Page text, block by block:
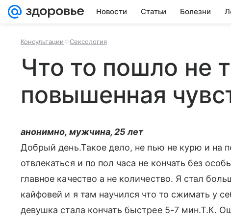
Новости Статьи Болезни
Консультации Сексология
Что то пошло не
повышенная
анонимно, мужчина, 25 лет
Добрый день.Такое дело, не пью не курю и на
отвлекаться и по пол часа не кончать без
главное качество а не количество. Я стал
кайфовей и я там научился что то сжимать у
девушка стала кончать быстрее 5-7 мин.Т.К.